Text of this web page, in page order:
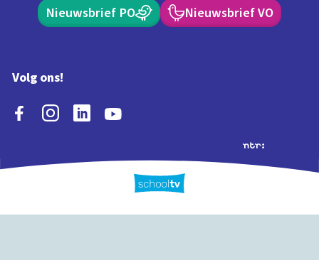
Nieuwsbrief PO Nieuwsbrief VO
Volg ons!